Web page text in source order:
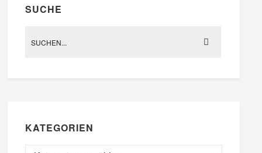
SUCHE
KATEGORIEN